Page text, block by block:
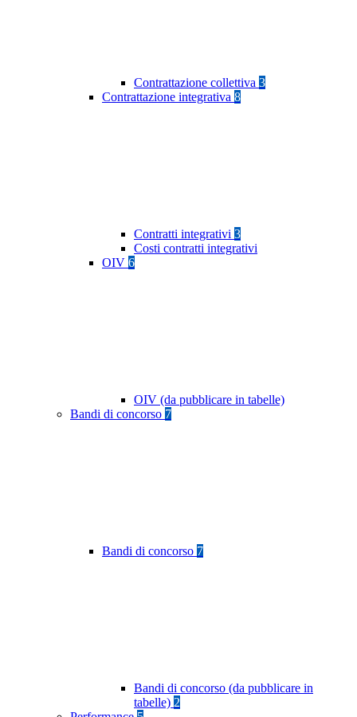
Contrattazione collettiva 3
Contrattazione integrativa 8
Contratti integrativi 3
Costi contratti integrativi
OIV 6
OIV (da pubblicare in tabelle)
Bandi di concorso 7
Bandi di concorso 7
Bandi di concorso (da pubblicare in
tabelle) 2